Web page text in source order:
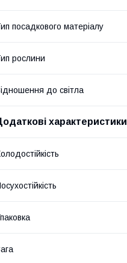
посадкового матеріалу
рослини
до світла
характеристики